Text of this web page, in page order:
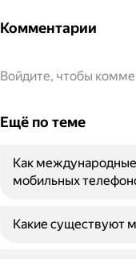
Комментарии
Войдите, чтобы
Ещё по теме
Как международные
мобильных
Какие существуют